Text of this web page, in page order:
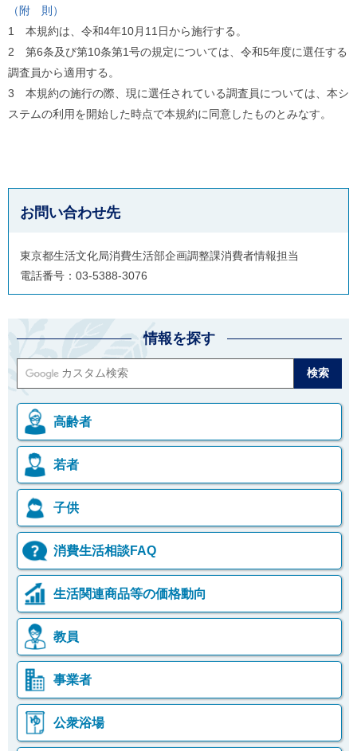
（附 則）
1 本規約は、令和4年10月11日から施行する。
2 第6条及び第10条第1号の規定については、令和5年度に選任する
調査員から適用する。
3 本規約の施行の際、現に選任されている調査員については、本シ
ステムの利用を開始した時点で本規約に同意したものとみなす。
お問い合わせ先
東京都生活文化局消費生活部企画調整課消費者情報担当
電話番号：03-5388-3076
情報を探す
高齢者
若者
子供
消費生活相談FAQ
生活関連商品等の価格動向
教員
事業者
公衆浴場